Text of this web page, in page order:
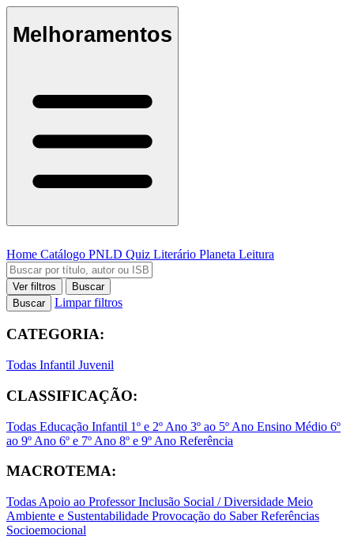
Melhoramentos
Home Catálogo PNLD Quiz Literário Planeta Leitura
Ver filtros
Buscar
Buscar
Limpar filtros
CATEGORIA:
Todas Infantil Juvenil
CLASSIFICAÇÃO:
Todas Educação Infantil 1º e 2º Ano 3º ao 5º Ano Ensino Médio 6º
ao 9º Ano 6º e 7º Ano 8º e 9º Ano Referência
MACROTEMA:
Todas Apoio ao ProfessorInclusão Social / Diversidade Meio
Ambiente e Sustentabilidade Provocação do SaberReferências
Socioemocional